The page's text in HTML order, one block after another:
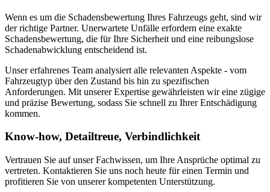
Wenn es um die Schadensbewertung Ihres Fahrzeugs geht, sind wir
der richtige Partner. Unerwartete Unfälle erfordern eine exakte
Schadensbewertung, die für Ihre Sicherheit und eine reibungslose
Schadenabwicklung entscheidend ist.
Unser erfahrenes Team analysiert alle relevanten Aspekte - vom
Fahrzeugtyp über den Zustand bis hin zu spezifischen
Anforderungen. Mit unserer Expertise gewährleisten wir eine zügige
und präzise Bewertung, sodass Sie schnell zu Ihrer Entschädigung
kommen.
Know-how, Detailtreue, Verbindlichkeit
Vertrauen Sie auf unser Fachwissen, um Ihre Ansprüche optimal zu
vertreten. Kontaktieren Sie uns noch heute für einen Termin und
profitieren Sie von unserer kompetenten Unterstützung.